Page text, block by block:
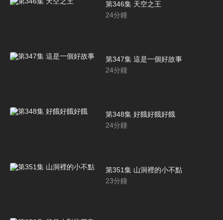
第346集 天空之王
24分鐘
第347集 這是一個好故事
24分鐘
第348集 好餓好餓好餓
24分鐘
第351集 山洞裡的小不點
23分鐘